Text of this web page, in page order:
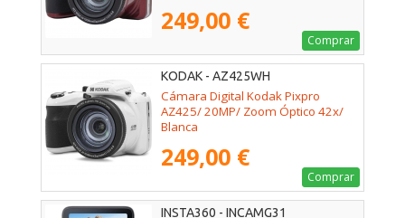
249,00 €
Comprar
KODAK - AZ425WH
Cámara Digital Kodak Pixpro
AZ425/ 20MP/ Zoom Óptico 42x/
Blanca
249,00 €
Comprar
INSTA360 - INCAMG31